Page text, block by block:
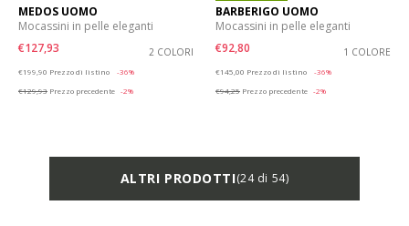
MEDOS UOMO
Mocassini in pelle eleganti
€127,93
2 COLORI
€199,90 Prezzo di listino
-36%
€129,93 Prezzo precedente -2%
BARBERIGO UOMO
Mocassini in pelle eleganti
€92,80
1 COLORE
€145,00 Prezzo di listino
-36%
€94,25 Prezzo precedente -2%
ALTRI PRODOTTI(24 di 54)